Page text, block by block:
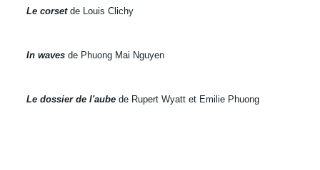
Le corset de Louis Clichy
In waves de Phuong Mai Nguyen
Le dossier de l'aube de Rupert Wyatt et Emilie Phuong